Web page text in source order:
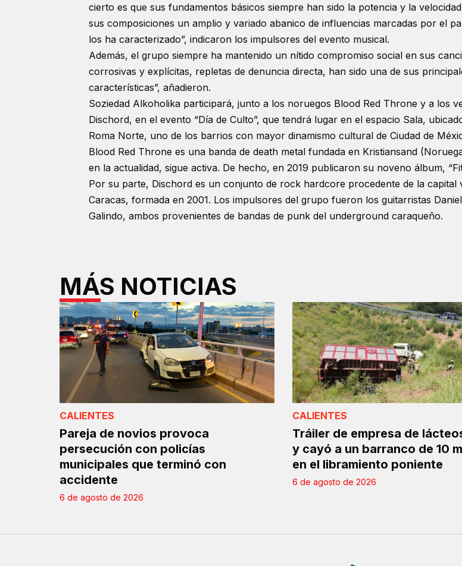
cierto es que sus fundamentos básicos siempre han sido la potencia y la
sus composiciones un amplio y variado abanico de influencias marcadas por el
los ha caracterizado”, indicaron los impulsores del evento musical.
Además, el grupo siempre ha mantenido un nítido compromiso social en sus
corrosivas y explícitas, repletas de denuncia directa, han sido una de sus
características”, añadieron.
Soziedad Alkoholika participará, junto a los noruegos Blood Red Throne y a los
Dischord, en el evento “Día de Culto”, que tendrá lugar en el espacio Sala,
Roma Norte, uno de los barrios con mayor dinamismo cultural de Ciudad de
Blood Red Throne es una banda de death metal fundada en Kristiansand
en la actualidad, sigue activa. De hecho, en 2019 publicaron su noveno álbum,
Por su parte, Dischord es un conjunto de rock hardcore procedente de la capital
Caracas, formada en 2001. Los impulsores del grupo fueron los guitarristas
Galindo, ambos provenientes de bandas de punk del underground caraqueño.
MÁS NOTICIAS
CALIENTES
Pareja de novios provoca
persecución con policías
municipales que terminó con
accidente
6 de agosto de 2026
CALIENTES
Tráiler de empresa de
y cayó a un barranco de 10
en el libramiento poniente
6 de agosto de 2026